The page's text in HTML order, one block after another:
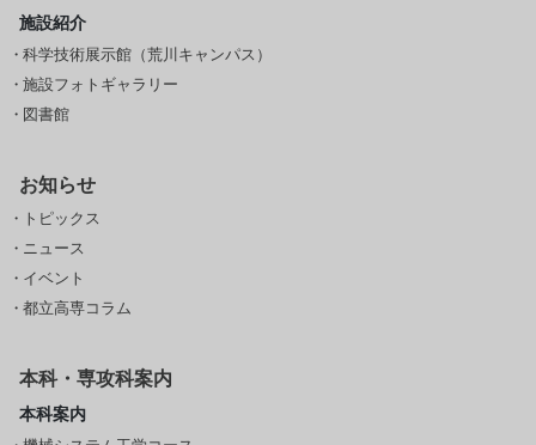
施設紹介
科学技術展示館（荒川キャンパス）
施設フォトギャラリー
図書館
お知らせ
トピックス
ニュース
イベント
都立高専コラム
本科・専攻科案内
本科案内